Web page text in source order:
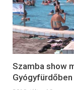
Szamba show
Gyógyfürdőben